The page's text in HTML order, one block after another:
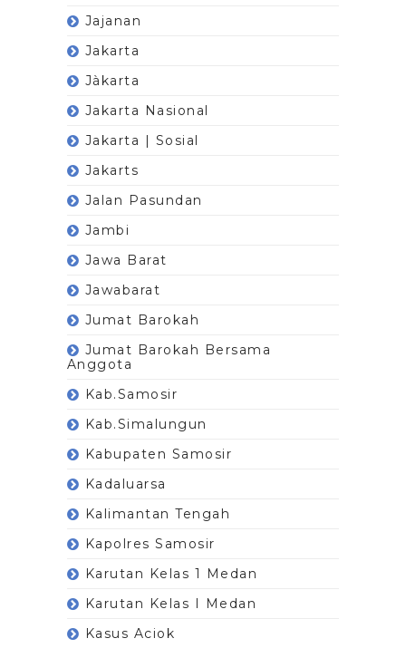
Jajanan
Jakarta
Jàkarta
Jakarta Nasional
Jakarta | Sosial
Jakarts
Jalan Pasundan
Jambi
Jawa Barat
Jawabarat
Jumat Barokah
Jumat Barokah Bersama
Anggota
Kab.Samosir
Kab.Simalungun
Kabupaten Samosir
Kadaluarsa
Kalimantan Tengah
Kapolres Samosir
Karutan Kelas 1 Medan
Karutan Kelas I Medan
Kasus Aciok